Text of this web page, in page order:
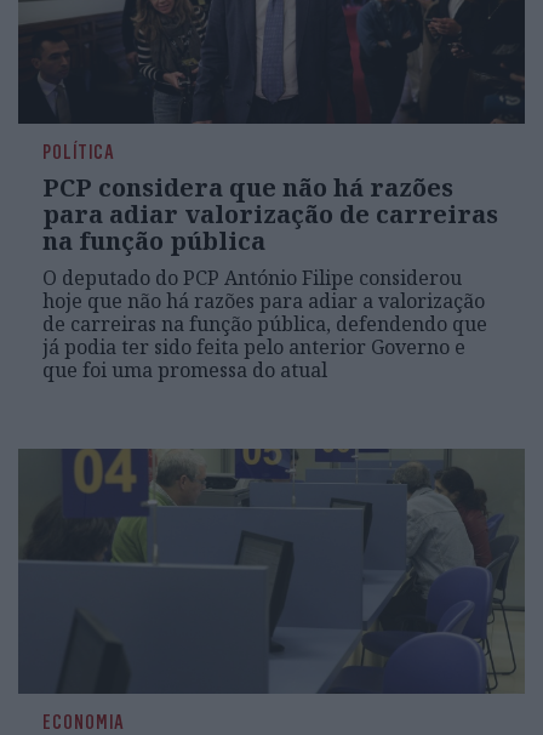
POLÍTICA
PCP considera que não há razões
para adiar valorização de carreiras
na função pública
O deputado do PCP António Filipe considerou
hoje que não há razões para adiar a valorização
de carreiras na função pública, defendendo que
já podia ter sido feita pelo anterior Governo e
que foi uma promessa do atual
ECONOMIA